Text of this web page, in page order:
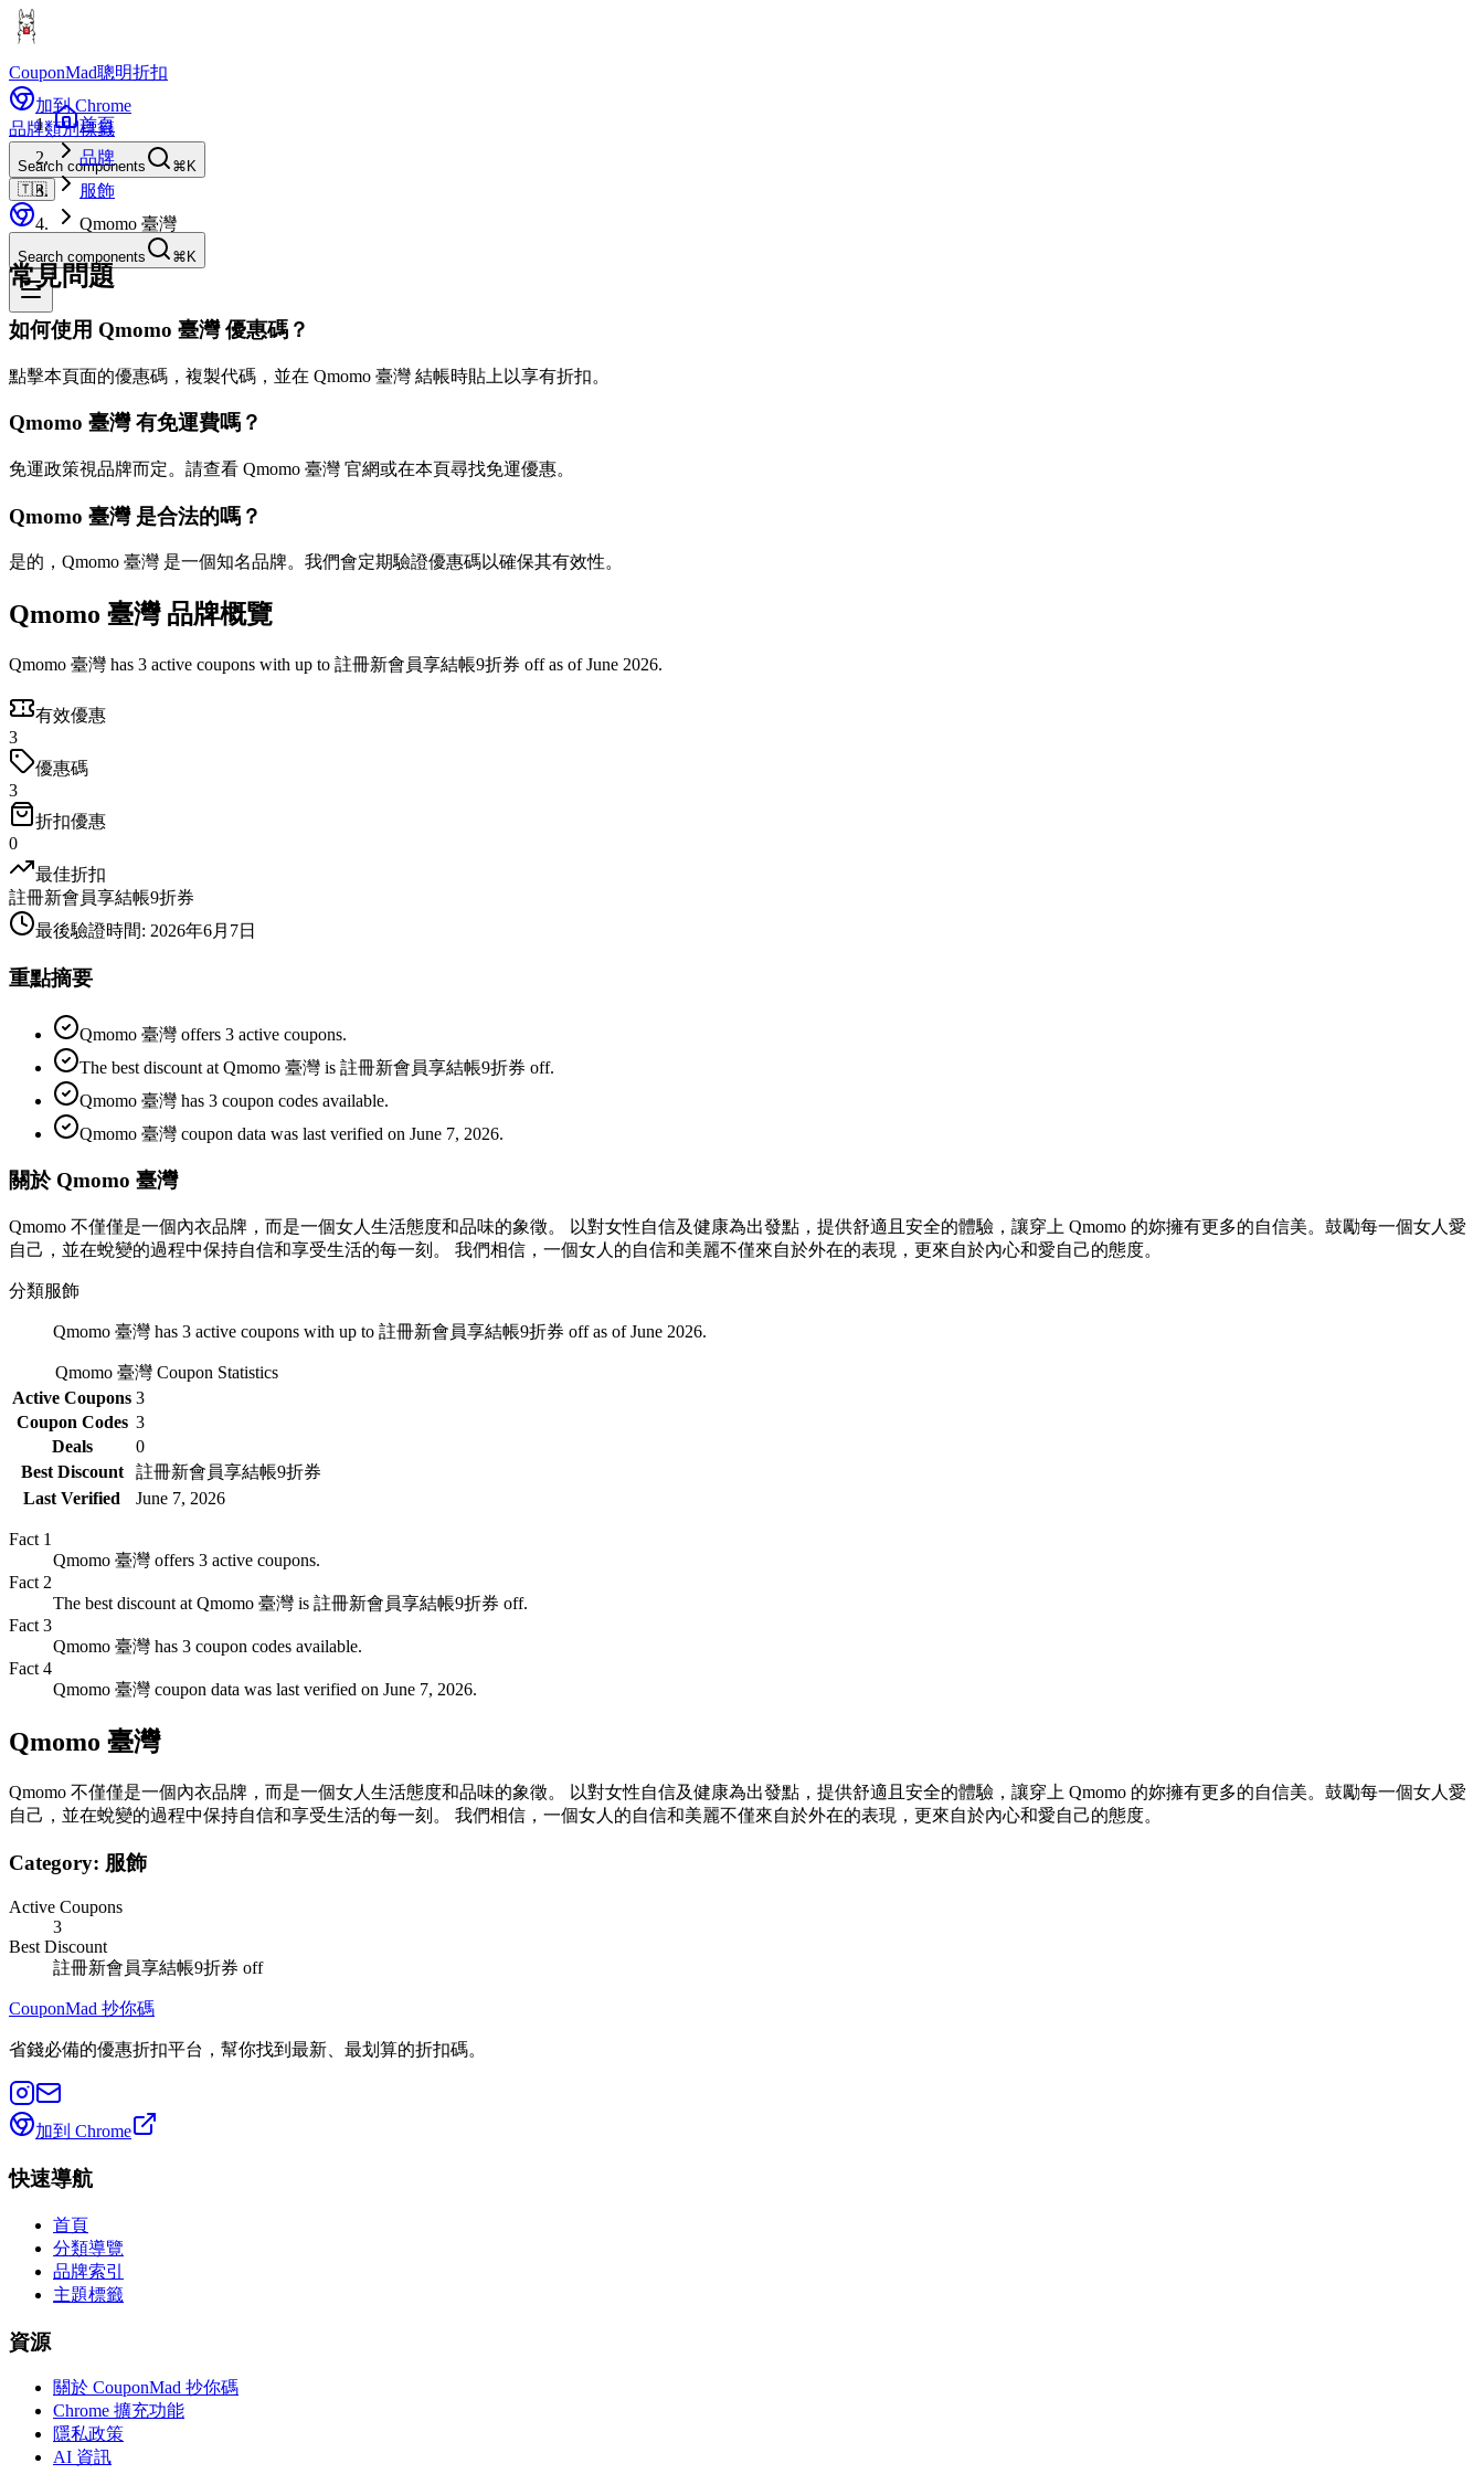
CouponMad聰明折扣
加到 Chrome
品牌類別標籤
Search components
⌘K
🇹🇼
Search components ⌘K
首頁
品牌
服飾
Qmomo 臺灣
常見問題
如何使用 Qmomo 臺灣 優惠碼？
點擊本頁面的優惠碼，複製代碼，並在 Qmomo 臺灣 結帳時貼上以享有折扣。
Qmomo 臺灣 有免運費嗎？
免運政策視品牌而定。請查看 Qmomo 臺灣 官網或在本頁尋找免運優惠。
Qmomo 臺灣 是合法的嗎？
是的，Qmomo 臺灣 是一個知名品牌。我們會定期驗證優惠碼以確保其有效性。
Qmomo 臺灣 品牌概覽
Qmomo 臺灣 has 3 active coupons with up to 註冊新會員享結帳9折券 off as of June 2026.
有效優惠
3
優惠碼
3
折扣優惠
0
最佳折扣
註冊新會員享結帳9折券
最後驗證時間: 2026年6月7日
重點摘要
Qmomo 臺灣 offers 3 active coupons.
The best discount at Qmomo 臺灣 is 註冊新會員享結帳9折券 off.
Qmomo 臺灣 has 3 coupon codes available.
Qmomo 臺灣 coupon data was last verified on June 7, 2026.
關於 Qmomo 臺灣
Qmomo 不僅僅是一個內衣品牌，而是一個女人生活態度和品味的象徵。 以對女性自信及健康為出發點，提供舒適且安全的體驗，讓穿上 Qmomo 的妳擁有更多的自信美。鼓勵每一個女人愛
自己，並在蛻變的過程中保持自信和享受生活的每一刻。 我們相信，一個女人的自信和美麗不僅來自於外在的表現，更來自於內心和愛自己的態度。
分類服飾
Qmomo 臺灣 has 3 active coupons with up to 註冊新會員享結帳9折券 off as of June 2026.
Qmomo 臺灣 Coupon Statistics
Active Coupons 3
Coupon Codes 3
Deals
0
Best Discount
註冊新會員享結帳9折券
Last Verified
June 7, 2026
Fact 1
Qmomo 臺灣 offers 3 active coupons.
Fact 2
The best discount at Qmomo 臺灣 is 註冊新會員享結帳9折券 off.
Fact 3
Qmomo 臺灣 has 3 coupon codes available.
Fact 4
Qmomo 臺灣 coupon data was last verified on June 7, 2026.
Qmomo 臺灣
Qmomo 不僅僅是一個內衣品牌，而是一個女人生活態度和品味的象徵。 以對女性自信及健康為出發點，提供舒適且安全的體驗，讓穿上 Qmomo 的妳擁有更多的自信美。鼓勵每一個女人愛
自己，並在蛻變的過程中保持自信和享受生活的每一刻。 我們相信，一個女人的自信和美麗不僅來自於外在的表現，更來自於內心和愛自己的態度。
Category: 服飾
Active Coupons
3
Best Discount
註冊新會員享結帳9折券 off
CouponMad 抄你碼
省錢必備的優惠折扣平台，幫你找到最新、最划算的折扣碼。
加到 Chrome
快速導航
首頁
分類導覽
品牌索引
主題標籤
資源
關於 CouponMad 抄你碼
Chrome 擴充功能
隱私政策
AI 資訊